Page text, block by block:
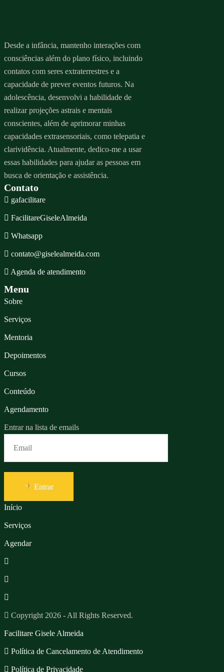
Desde a infância, mantenho interações com
consciências além do plano físico, incluindo
contatos com seres extraterrestres e a
capacidade de prever eventos futuros. Na
adolescência, desenvolvi a habilidade de
realizar projeções astrais e mentais
conscientes, além de aprimorar minhas
capacidades extrasensoriais, como telepatia e
clarividência. Atualmente, dedico-me a usar
essas habilidades para ajudar as pessoas em
busca de orientação e assistência.
Contato
gafacilitare
FacilitareGiseleAlmeida
Whatsapp
contato@giselealmeida.com
Agenda de atendimento
Menu
Sobre
Serviços
Mentoria
Depoimentos
Cursos
Conteúdo
Agendamento
Entrar na lista de emails
Entrar
Início
Serviços
Agendar
Copyright 2026 - All Rights Reserved.
Facilitare Gisele Almeida
Política de Cancelamento de Atendimento
Política de Privacidade